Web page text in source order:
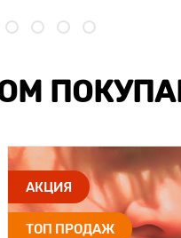
АКЦИЯ
ТОП ПРОДАЖ